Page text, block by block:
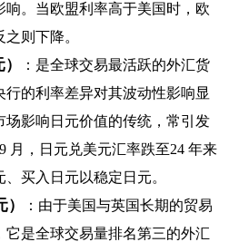
。当欧盟利率高于美国时，欧
则下降。
：是全球交易最活跃的外汇货
的利率差异对其波动性影响显
影响日元价值的传统，常引发
月，日元兑美元汇率跌至24 年来
买入日元以稳定日元。
：由于美国与英国长期的贸易
是全球交易量排名第三的外汇